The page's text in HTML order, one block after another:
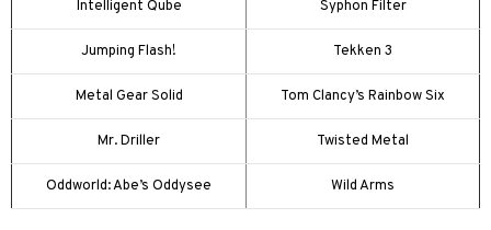
Intelligent Qube Syphon Filter
Jumping Flash! Tekken 3
Metal Gear Solid Tom Clancy’s Rainbow Six
Mr. Driller Twisted Metal
Oddworld: Abe’s Oddysee Wild Arms